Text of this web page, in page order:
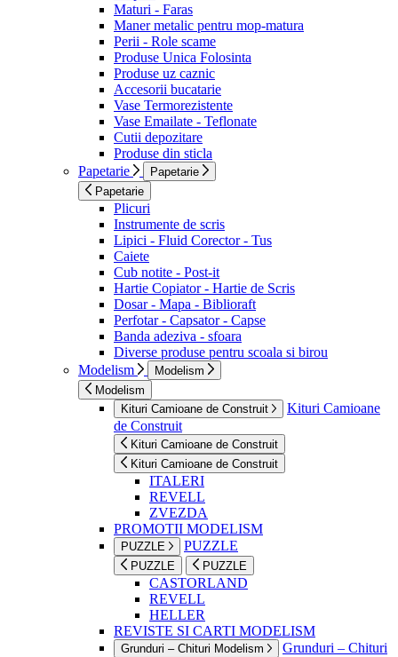
Maturi - Faras
Maner metalic pentru mop-matura
Perii - Role scame
Produse Unica Folosinta
Produse uz caznic
Accesorii bucatarie
Vase Termorezistente
Vase Emailate - Teflonate
Cutii depozitare
Produse din sticla
Papetarie
Papetarie
Papetarie
Plicuri
Instrumente de scris
Lipici - Fluid Corector - Tus
Caiete
Cub notite - Post-it
Hartie Copiator - Hartie de Scris
Dosar - Mapa - Biblioraft
Perfotar - Capsator - Capse
Banda adeziva - sfoara
Diverse produse pentru scoala si birou
Modelism
Modelism
Modelism
Kituri Camioane de Construit
Kituri Camioane
de Construit
Kituri Camioane de Construit
Kituri Camioane de Construit
ITALERI
REVELL
ZVEZDA
PROMOTII MODELISM
PUZZLE PUZZLE
PUZZLE PUZZLE
CASTORLAND
REVELL
HELLER
REVISTE SI CARTI MODELISM
Grunduri – Chituri Modelism
Grunduri – Chituri